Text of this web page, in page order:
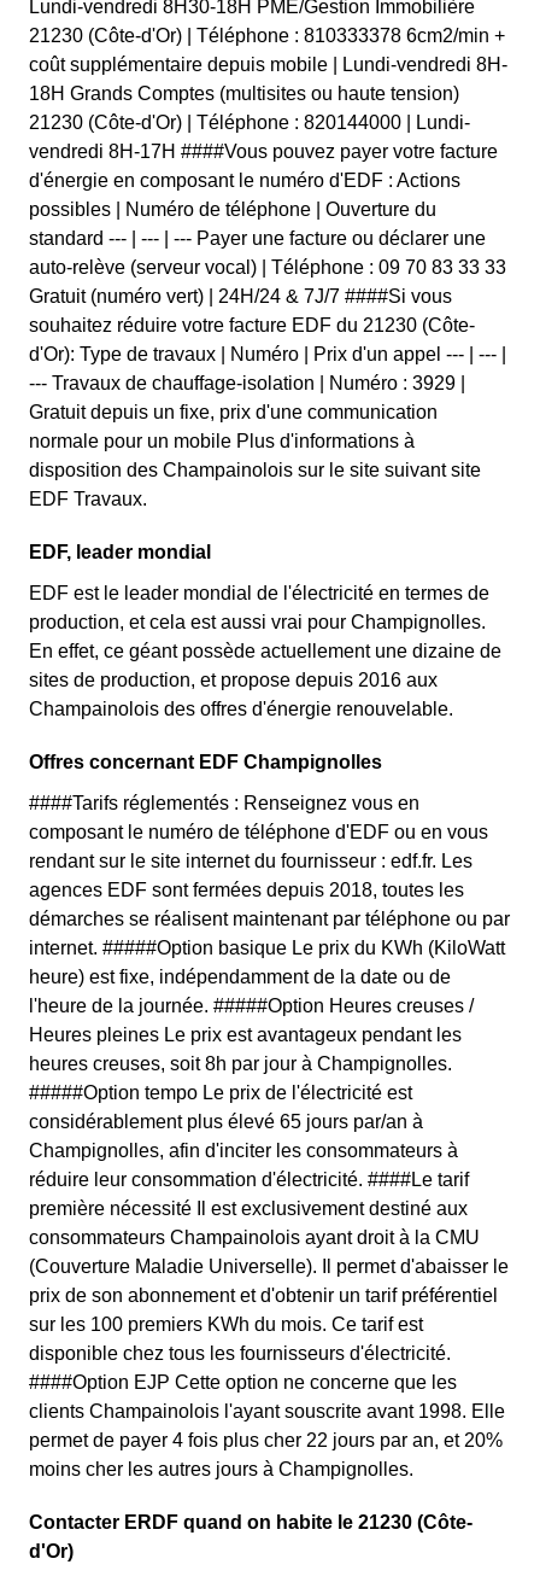
Lundi-vendredi 8H30-18H PME/Gestion Immobilière
21230 (Côte-d'Or) | Téléphone : 810333378 6cm2/min +
coût supplémentaire depuis mobile | Lundi-vendredi 8H-
18H Grands Comptes (multisites ou haute tension)
21230 (Côte-d'Or) | Téléphone : 820144000 | Lundi-
vendredi 8H-17H ####Vous pouvez payer votre facture
d'énergie en composant le numéro d'EDF : Actions
possibles | Numéro de téléphone | Ouverture du
standard --- | --- | --- Payer une facture ou déclarer une
auto-relève (serveur vocal) | Téléphone : 09 70 83 33 33
Gratuit (numéro vert) | 24H/24 & 7J/7 ####Si vous
souhaitez réduire votre facture EDF du 21230 (Côte-
d'Or): Type de travaux | Numéro | Prix d'un appel --- | --- |
--- Travaux de chauffage-isolation | Numéro : 3929 |
Gratuit depuis un fixe, prix d'une communication
normale pour un mobile Plus d'informations à
disposition des Champainolois sur le site suivant site
EDF Travaux.
EDF, leader mondial
EDF est le leader mondial de l'électricité en termes de
production, et cela est aussi vrai pour Champignolles.
En effet, ce géant possède actuellement une dizaine de
sites de production, et propose depuis 2016 aux
Champainolois des offres d'énergie renouvelable.
Offres concernant EDF Champignolles
####Tarifs réglementés : Renseignez vous en
composant le numéro de téléphone d'EDF ou en vous
rendant sur le site internet du fournisseur : edf.fr. Les
agences EDF sont fermées depuis 2018, toutes les
démarches se réalisent maintenant par téléphone ou par
internet. #####Option basique Le prix du KWh (KiloWatt
heure) est fixe, indépendamment de la date ou de
l'heure de la journée. #####Option Heures creuses /
Heures pleines Le prix est avantageux pendant les
heures creuses, soit 8h par jour à Champignolles.
#####Option tempo Le prix de l'électricité est
considérablement plus élevé 65 jours par/an à
Champignolles, afin d'inciter les consommateurs à
réduire leur consommation d'électricité. ####Le tarif
première nécessité Il est exclusivement destiné aux
consommateurs Champainolois ayant droit à la CMU
(Couverture Maladie Universelle). Il permet d'abaisser le
prix de son abonnement et d'obtenir un tarif préférentiel
sur les 100 premiers KWh du mois. Ce tarif est
disponible chez tous les fournisseurs d'électricité.
####Option EJP Cette option ne concerne que les
clients Champainolois l'ayant souscrite avant 1998. Elle
permet de payer 4 fois plus cher 22 jours par an, et 20%
moins cher les autres jours à Champignolles.
Contacter ERDF quand on habite le 21230 (Côte-
d'Or)